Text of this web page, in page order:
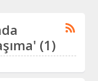
(1)